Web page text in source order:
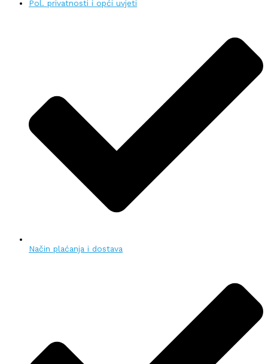
Pol. privatnosti i opći uvjeti
Način plaćanja i dostava